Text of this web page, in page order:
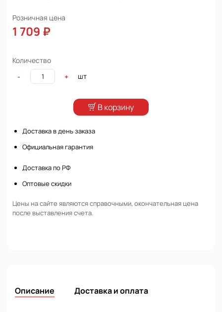
Розничная цена
1 709 ₽
Количество
-
+ шт
В корзину
Доставка в день заказа
Официальная гарантия
Доставка по РФ
Оптовые скидки
Цены на сайте являются справочными, окончательная цена
после выставления счета.
Описание Доставка и оплата